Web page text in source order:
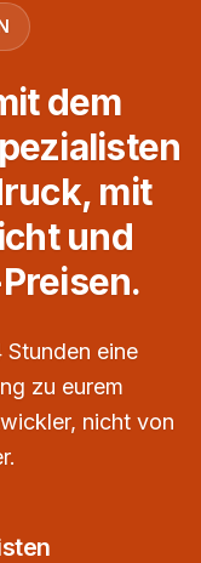
dem
mit
und
eine
zu eurem
nicht von